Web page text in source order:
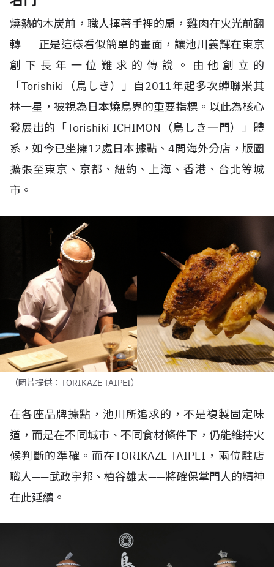
燒熱的木炭前，職人揮著手裡的扇，雞肉在火光前翻
轉——正是這樣看似簡單的畫面，讓池川義輝在東京
創下長年一位難求的傳說。由他創立的
「Torishiki （鳥しき）」自2011年起多次蟬聯米其
林一星，被視為日本燒鳥界的重要指標。以此為核心
發展出的「Torishiki ICHIMON （鳥しき一門）」體
系，如今已坐擁12處日本據點、4間海外分店，版圖
擴張至東京、京都、紐約、上海、香港、台北等城
市。
（圖片提供：TORIKAZE TAIPEI）
在各座品牌據點，池川所追求的，不是複製固定味
道，而是在不同城市、不同食材條件下，仍能維持火
候判斷的準確。而在TORIKAZE TAIPEI ，兩位駐店
職人——武政宇邦、柏谷雄太——將確保掌門人的精神
在此延續。